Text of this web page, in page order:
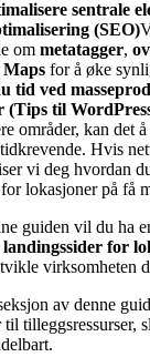
sentrale
(SEO)
om metatagger,
Maps for å øke
tid ved
(Tips til
områder, kan det
Hvis
vi deg hvordan
lokasjoner på få
guiden vil du ha
landingssider for
virksomheten
av denne
tilleggsressurser,